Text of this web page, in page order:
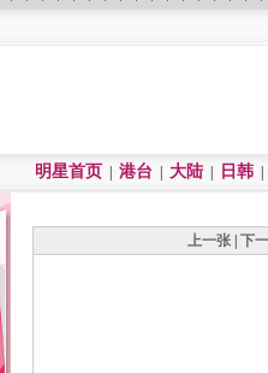
明星首页 港台 大陆 日韩
上一张 下